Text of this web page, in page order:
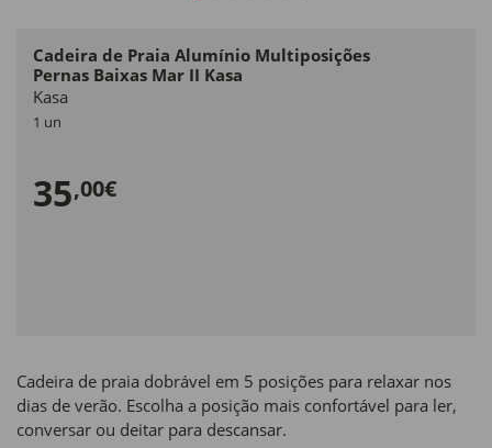
Cadeira de Praia Alumínio Multiposições
Pernas Baixas Mar II Kasa
Kasa
1 un
35,00€
Cadeira de praia dobrável em 5 posições para relaxar nos
dias de verão. Escolha a posição mais confortável para ler,
conversar ou deitar para descansar.